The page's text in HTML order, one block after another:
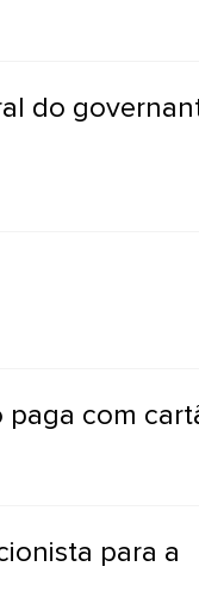
do
paga com
para a